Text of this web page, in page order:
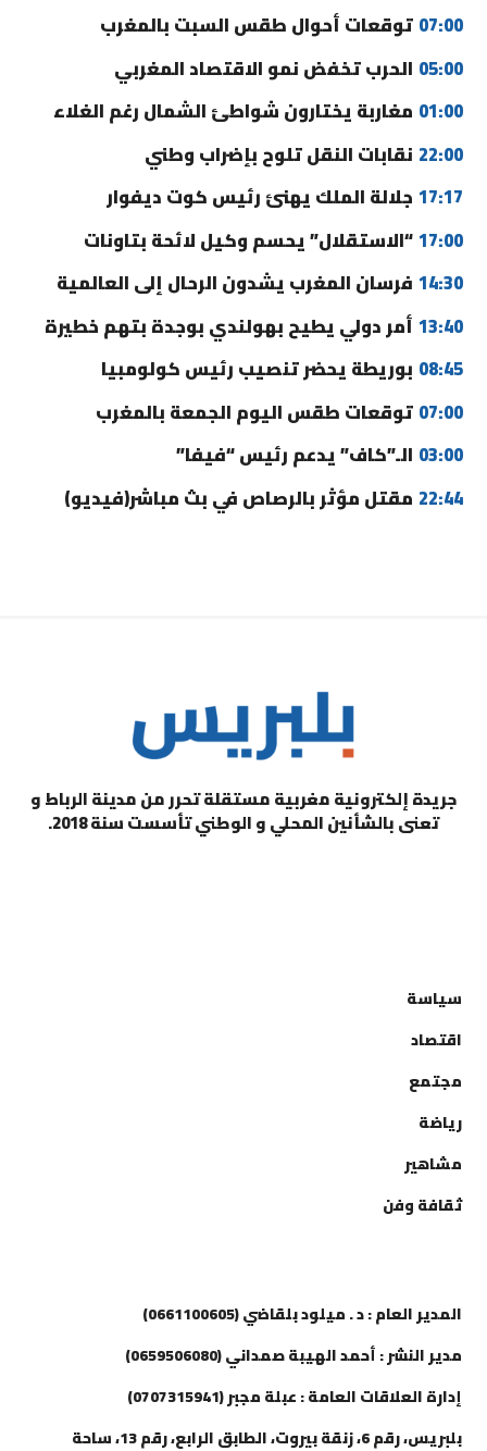
07:00 توقعات أحوال طقس السبت بالمغرب
05:00 الحرب تخفض نمو الاقتصاد المغربي
01:00 مغاربة يختارون شواطئ الشمال رغم الغلاء
22:00 نقابات النقل تلوح بإضراب وطني
17:17 جلالة الملك يهنئ رئيس كوت ديفوار
17:00“الاستقلال” يحسم وكيل لائحة بتاونات
14:30 فرسان المغرب يشدون الرحال إلى العالمية
13:40 أمر دولي يطيح بهولندي بوجدة بتهم خطيرة
08:45 بوريطة يحضر تنصيب رئيس كولومبيا
07:00 توقعات طقس اليوم الجمعة بالمغرب
03:00 الـ”كاف” يدعم رئيس “فيفا”
22:44 مقتل مؤثر بالرصاص في بث مباشر(فيديو)
جريدة إلكترونية مغربية مستقلة تحرر من مدينة الرباط و
تعنى بالشأنين المحلي و الوطني تأسست سنة 2018.
سياسة
اقتصاد
مجتمع
رياضة
مشاهير
ثقافة وفن
المدير العام : د . ميلود بلقاضي (0661100605)
مدير النشر : أحمد الهيبة صمداني (0659506080)
إدارة العلاقات العامة : عبلة مجبر (0707315941)
بلبريس، رقم 6، زنقة بيروت، الطابق الرابع، رقم 13، ساحة